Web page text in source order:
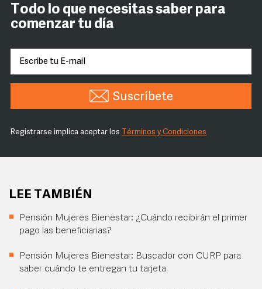
Todo lo que necesitas saber para
comenzar tu día
Suscríbete
Registrarse implica aceptar los Términos y Condiciones
LEE TAMBIÉN
Pensión Mujeres Bienestar: ¿Cuándo recibirán el primer
pago las beneficiarias?
Pensión Mujeres Bienestar: Buscador con CURP para
saber cuándo te entregan tu tarjeta